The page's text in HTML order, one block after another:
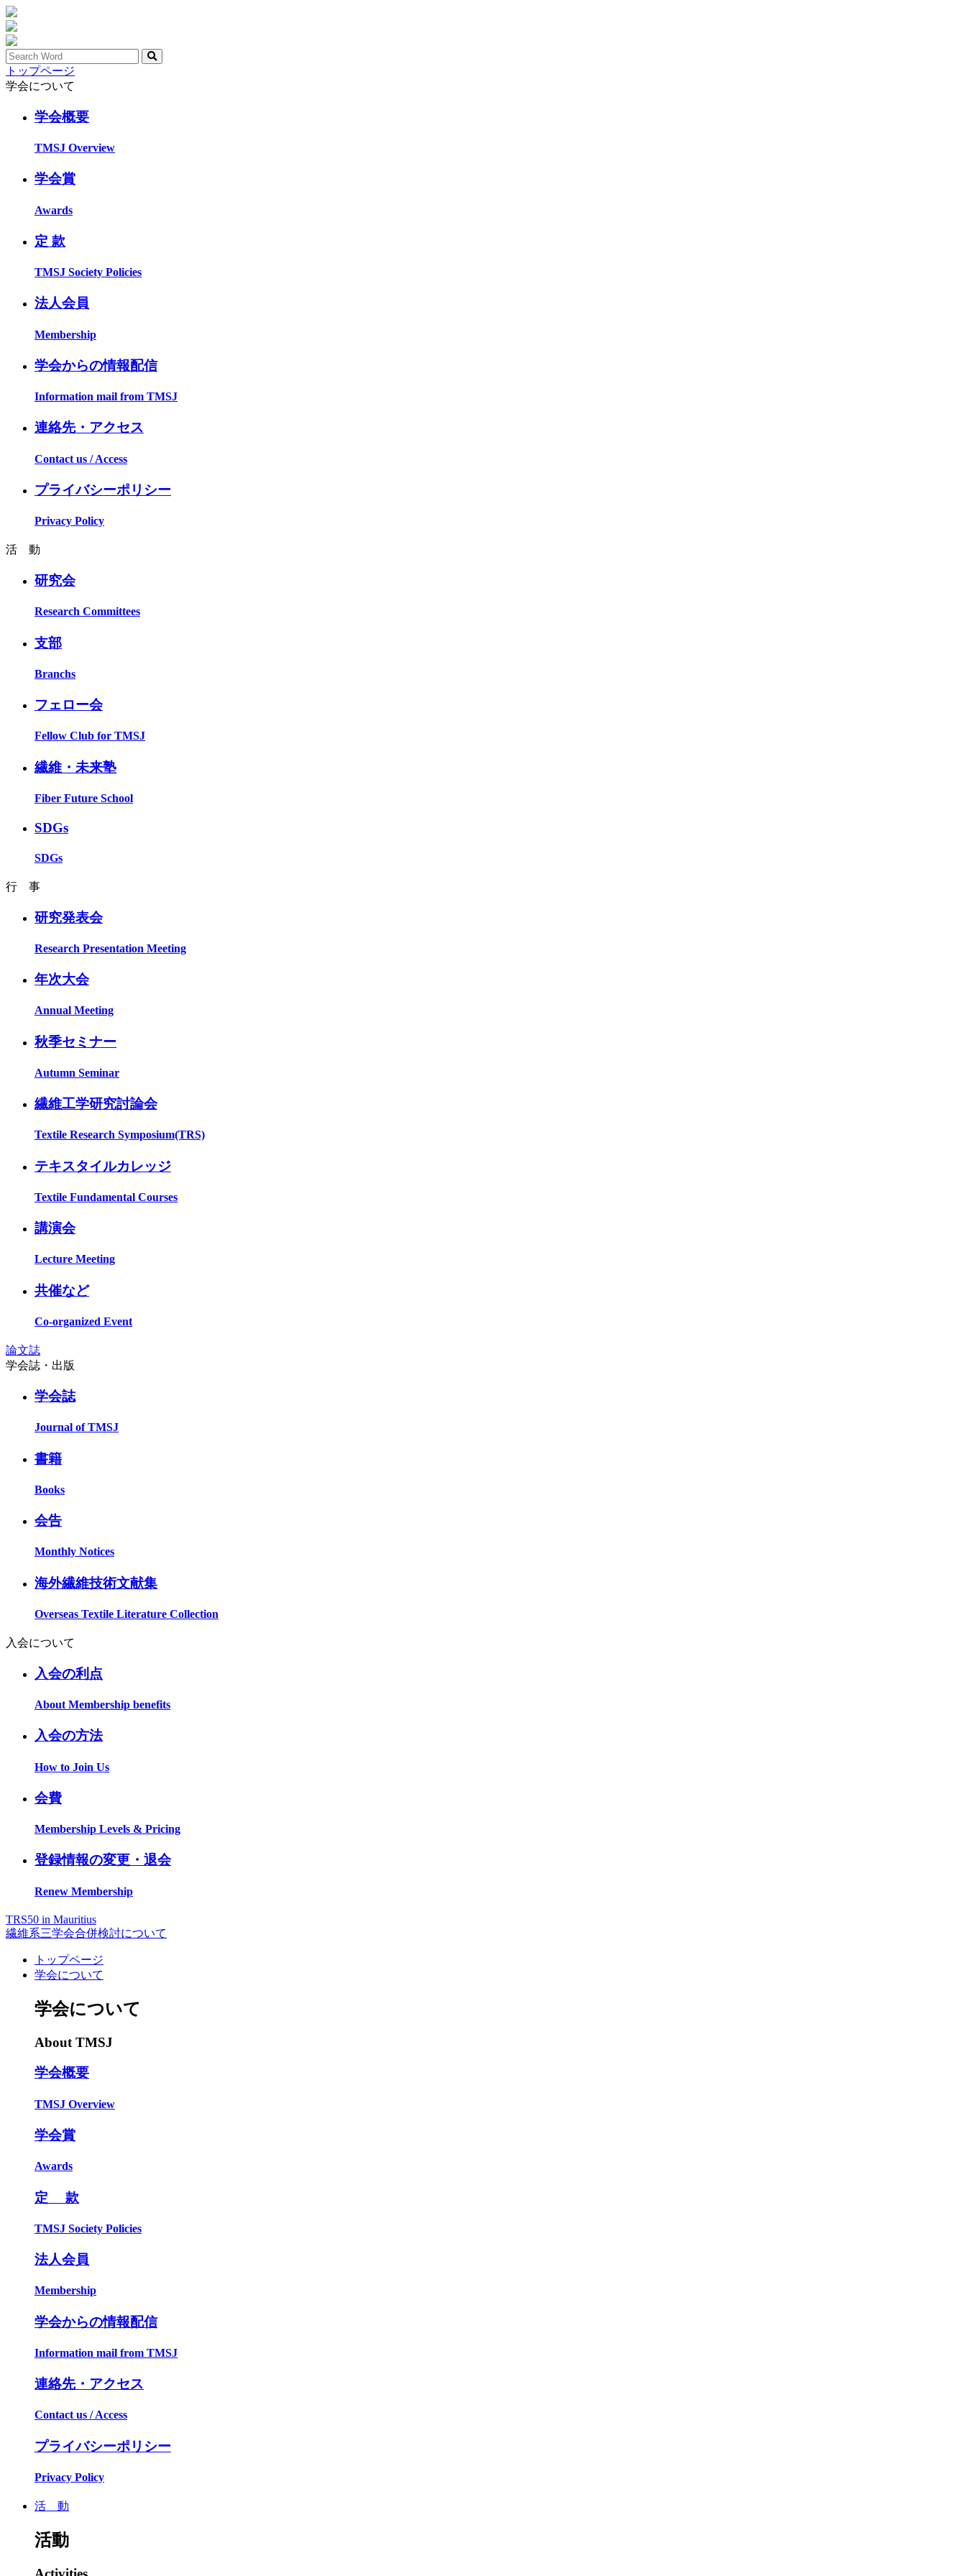
トップページ
学会について
学会概要
TMSJ Overview
学会賞
Awards
定 款
TMSJ Society Policies
法人会員
Membership
学会からの情報配信
Information mail from TMSJ
連絡先・アクセス
Contact us / Access
プライバシーポリシー
Privacy Policy
活 動
研究会
Research Committees
支部
Branchs
フェロー会
Fellow Club for TMSJ
繊維・未来塾
Fiber Future School
SDGs
SDGs
行 事
研究発表会
Research Presentation Meeting
年次大会
Annual Meeting
秋季セミナー
Autumn Seminar
繊維工学研究討論会
Textile Research Symposium(TRS)
テキスタイルカレッジ
Textile Fundamental Courses
講演会
Lecture Meeting
共催など
Co-organized Event
論文誌
学会誌・出版
学会誌
Journal of TMSJ
書籍
Books
会告
Monthly Notices
海外繊維技術文献集
Overseas Textile Literature Collection
入会について
入会の利点
About Membership benefits
入会の方法
How to Join Us
会費
Membership Levels & Pricing
登録情報の変更・退会
Renew Membership
TRS50 in Mauritius
繊維系三学会合併検討について
トップページ
学会について
学会について
About TMSJ
学会概要
TMSJ Overview
学会賞
Awards
定 款
TMSJ Society Policies
法人会員
Membership
学会からの情報配信
Information mail from TMSJ
連絡先・アクセス
Contact us / Access
プライバシーポリシー
Privacy Policy
活 動
活動